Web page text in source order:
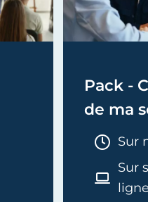
Pack -
de ma
Sur
Sur